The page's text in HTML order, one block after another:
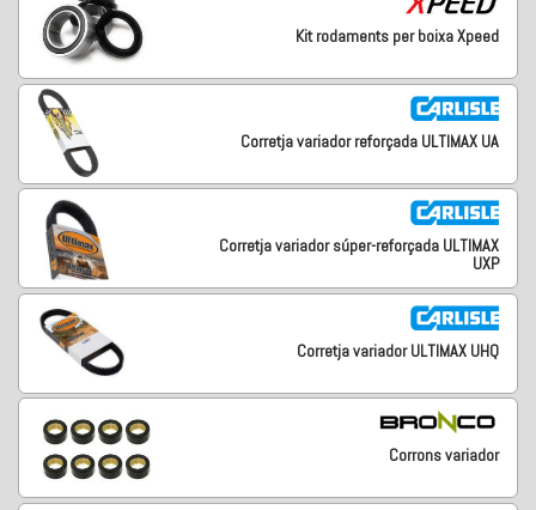
Kit rodaments per boixa Xpeed
Corretja variador reforçada ULTIMAX UA
Corretja variador súper-reforçada ULTIMAX
UXP
Corretja variador ULTIMAX UHQ
Corrons variador